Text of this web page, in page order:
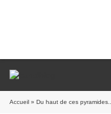
Accueil » Du haut de ces pyramides...